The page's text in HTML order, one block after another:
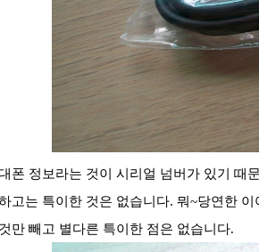
폰 정보라는 것이 시리얼 넘버가 있기 때
고는 특이한 것은 없습니다. 뭐~당연한
만 빼고 별다른 특이한 점은 없습니다.